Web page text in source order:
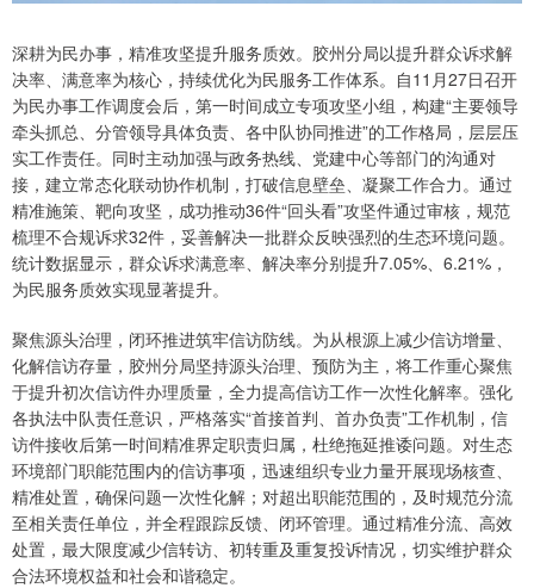
深耕为民办事，精准攻坚提升服务质效。胶州分局以提升群众诉求解
决率、满意率为核心，持续优化为民服务工作体系。自11月27日召开
为民办事工作调度会后，第一时间成立专项攻坚小组，构建“主要领导
牵头抓总、分管领导具体负责、各中队协同推进”的工作格局，层层压
实工作责任。同时主动加强与政务热线、党建中心等部门的沟通对
接，建立常态化联动协作机制，打破信息壁垒、凝聚工作合力。通过
精准施策、靶向攻坚，成功推动36件“回头看”攻坚件通过审核，规范
梳理不合规诉求32件，妥善解决一批群众反映强烈的生态环境问题。
统计数据显示，群众诉求满意率、解决率分别提升7.05%、6.21%，
为民服务质效实现显著提升。
聚焦源头治理，闭环推进筑牢信访防线。为从根源上减少信访增量、
化解信访存量，胶州分局坚持源头治理、预防为主，将工作重心聚焦
于提升初次信访件办理质量，全力提高信访工作一次性化解率。强化
各执法中队责任意识，严格落实“首接首判、首办负责”工作机制，信
访件接收后第一时间精准界定职责归属，杜绝拖延推诿问题。对生态
环境部门职能范围内的信访事项，迅速组织专业力量开展现场核查、
精准处置，确保问题一次性化解；对超出职能范围的，及时规范分流
至相关责任单位，并全程跟踪反馈、闭环管理。通过精准分流、高效
处置，最大限度减少信转访、初转重及重复投诉情况，切实维护群众
合法环境权益和社会和谐稳定。